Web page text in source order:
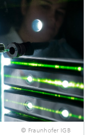
© Fraunhofer IGB